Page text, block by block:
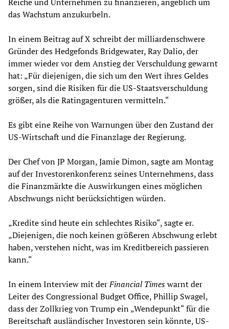
das Wachstum anzukurbeln.
In einem Beitrag auf X schreibt der milliardenschwere
Gründer des Hedgefonds Bridgewater, Ray Dalio, der
immer wieder vor dem Anstieg der Verschuldung gewarnt
hat: „Für diejenigen, die sich um den Wert ihres Geldes
sorgen, sind die Risiken für die US-Staatsverschuldung
größer, als die Ratingagenturen vermitteln.“
Es gibt eine Reihe von Warnungen über den Zustand der
US-Wirtschaft und die Finanzlage der Regierung.
Der Chef von JP Morgan, Jamie Dimon, sagte am Montag
auf der Investorenkonferenz seines Unternehmens, dass
die Finanzmärkte die Auswirkungen eines möglichen
Abschwungs nicht berücksichtigen würden.
„Kredite sind heute ein schlechtes Risiko“, sagte er.
„Diejenigen, die noch keinen größeren Abschwung erlebt
haben, verstehen nicht, was im Kreditbereich passieren
kann.“
In einem Interview mit derFinancial Timeswarnt der
Leiter des Congressional Budget Office, Phillip Swagel,
dass der Zollkrieg von Trump ein „Wendepunkt“ für die
Bereitschaft ausländischer Investoren sein könnte, US-